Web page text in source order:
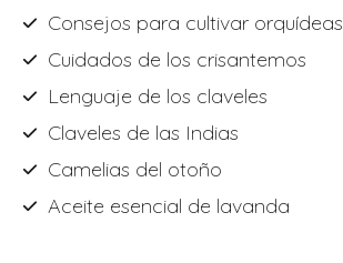
Consejos para cultivar orquídeas
Cuidados de los crisantemos
Lenguaje de los claveles
Claveles de las Indias
Camelias del otoño
Aceite esencial de lavanda